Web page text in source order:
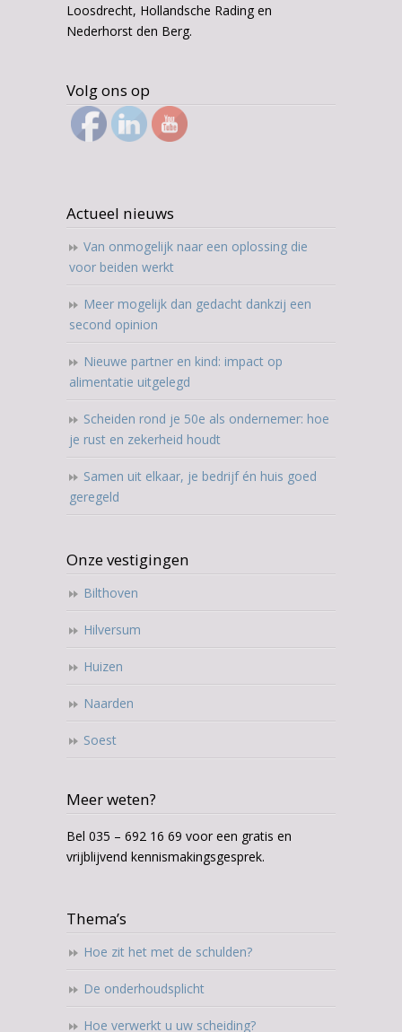
Loosdrecht, Hollandsche Rading en
Nederhorst den Berg.
Volg ons op
Actueel nieuws
Van onmogelijk naar een oplossing die
voor beiden werkt
Meer mogelijk dan gedacht dankzij een
second opinion
Nieuwe partner en kind: impact op
alimentatie uitgelegd
Scheiden rond je 50e als ondernemer: hoe
je rust en zekerheid houdt
Samen uit elkaar, je bedrijf én huis goed
geregeld
Onze vestigingen
Bilthoven
Hilversum
Huizen
Naarden
Soest
Meer weten?
Bel 035 – 692 16 69 voor een gratis en
vrijblijvend kennismakingsgesprek.
Thema’s
Hoe zit het met de schulden?
De onderhoudsplicht
Hoe verwerkt u uw scheiding?